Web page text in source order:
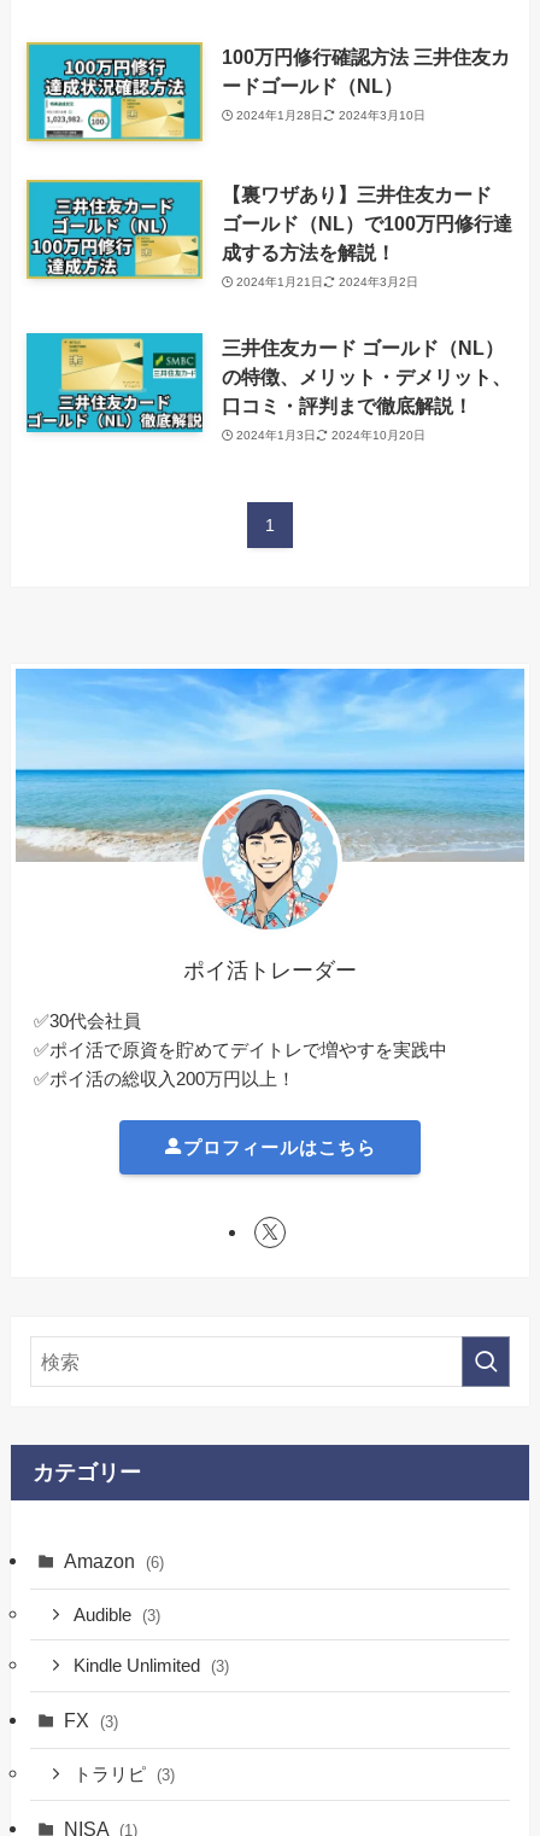
100万円修行確認方法 三井住友カ
ードゴールド（NL）
2024年1月28日 2024年3月10日
【裏ワザあり】三井住友カード
ゴールド（NL）で100万円修行達
成する方法を解説！
2024年1月21日 2024年3月2日
三井住友カード ゴールド（NL）
の特徴、メリット・デメリット、
口コミ・評判まで徹底解説！
2024年1月3日 2024年10月20日
1
ポイ活トレーダー
✅30代会社員
✅ポイ活で原資を貯めてデイトレで増やすを実践中
✅ポイ活の総収入200万円以上！
プロフィールはこちら
カテゴリー
Amazon (6)
Audible (3)
Kindle Unlimited (3)
FX (3)
トラリピ (3)
NISA (1)